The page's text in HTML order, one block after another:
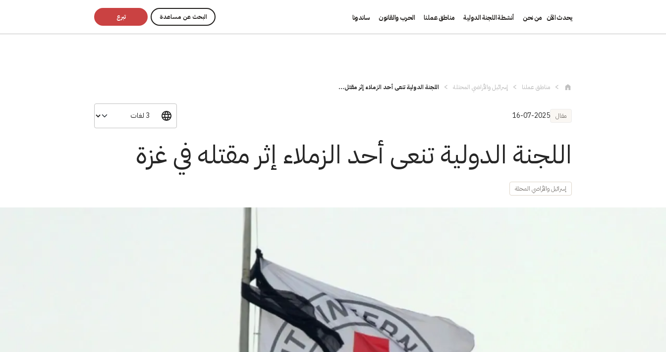
يحدث الآن من نحن أنشطة اللجنة الدولية مناطق عملنا الحرب والقانون ساندونا البحث عن مساعدة تبرع
مناطق عملنا إسرائيل والأراضي المحتلة اللجنة الدولية تنعى أحد الزملاء إثر مقتل...
مقال 16-07-2025
اللجنة الدولية تنعى أحد الزملاء إثر مقتله في غزة
إسرائيل والأراضي المحتلة